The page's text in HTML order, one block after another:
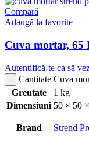
Compară
Adaugă la favorite
Cuva mortar, 65
Autentifică-te ca să
Cantitate Cuva
Greutate
1 kg
Dimensiuni 50 × 50
Brand Strend